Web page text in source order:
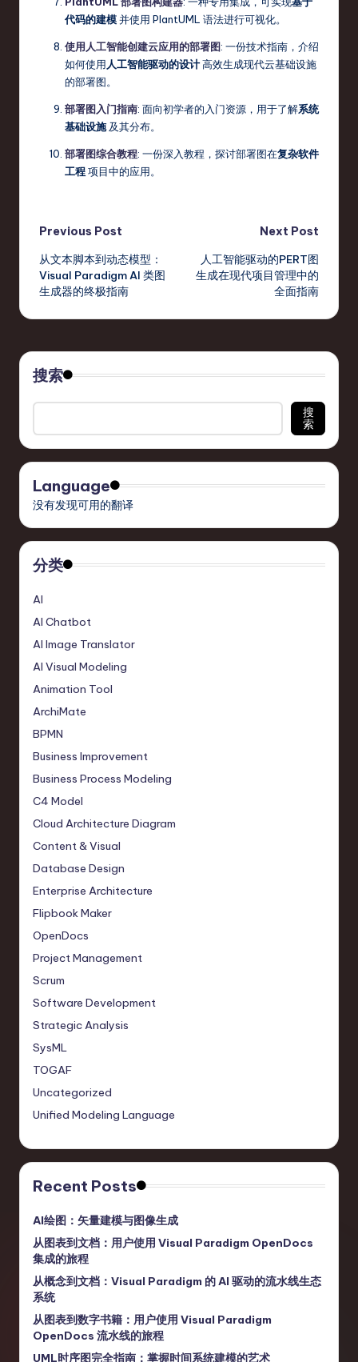
代码的建模并使用 PlantUML 语法进行可视化。
使用人工智能创建云应用的部署图: 一份技术指南，介绍
如何使用 人工智能驱动的设计高效生成现代云基础设施
的部署图。
部署图入门指南: 面向初学者的入门资源，用于了解系统
基础设施及其分布。
部署图综合教程: 一份深入教程，探讨部署图在复杂软件
工程项目中的应用。
Post
navigation
Previous Post
从文本脚本到动态模型：
Visual Paradigm AI 类图
生成器的终极指南
Next Post
人工智能驱动的PERT图
生成在现代项目管理中的
全面指南
搜索
搜
索
Language
没有发现可用的翻译
分类
AI
AI Chatbot
AI Image Translator
AI Visual Modeling
Animation Tool
ArchiMate
BPMN
Business Improvement
Business Process Modeling
C4 Model
Cloud Architecture Diagram
Content & Visual
Database Design
Enterprise Architecture
Flipbook Maker
OpenDocs
Project Management
Scrum
Software Development
Strategic Analysis
SysML
TOGAF
Uncategorized
Unified Modeling Language
Recent Posts
AI绘图：矢量建模与图像生成
从图表到文档：用户使用 Visual Paradigm OpenDocs
集成的旅程
从概念到文档：Visual Paradigm 的 AI 驱动的流水线生态
系统
从图表到数字书籍：用户使用 Visual Paradigm
OpenDocs 流水线的旅程
UML时序图完全指南：掌握时间系统建模的艺术